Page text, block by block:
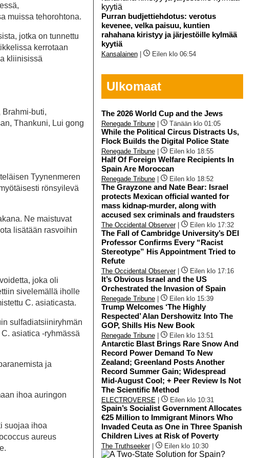
muissa tehorohtona.
jotka on tunnettu
kerrotaan
kliinisissä
Brahmi-buti,
Thankuni, Lui gong
Tyynenmeren
rönsyilevä
Ne maistuvat
lisätään rasvoihin
joka oli
sivelemällä iholle
C. asiaticasta.
sulfadiatsiiniryhmän
asiatica -ryhmässä
ja
ihoa auringon
suojaa ihoa
aureus
Purran budjettiehdotus: verotus
kevenee, velka paisuu, kuntien
rahahana kiristyy ja järjestöille kylmää
kyytiä
Kansalainen| Eilen klo 06:54
Ulkomaat
The 2026 World Cup and the Jews
Renegade Tribune| Tänään klo 01:05
While the Political Circus Distracts Us,
Flock Builds the Digital Police State
Renegade Tribune| Eilen klo 18:55
Half Of Foreign Welfare Recipients In
Spain Are Moroccan
Renegade Tribune| Eilen klo 18:52
The Grayzone and Nate Bear: Israel
protects Mexican official wanted for
mass kidnap-murder, along with
accused sex criminals and fraudsters
The Occidental Observer| Eilen klo 17:32
The Fall of Cambridge University’s DEI
Professor Confirms Every “Racist
Stereotype” His Appointment Tried to
Refute
The Occidental Observer| Eilen klo 17:16
It’s Obvious Israel and the US
Orchestrated the Invasion of Spain
Renegade Tribune| Eilen klo 15:39
Trump Welcomes ‘The Highly
Respected’ Alan Dershowitz Into The
GOP, Shills His New Book
Renegade Tribune| Eilen klo 13:51
Antarctic Blast Brings Rare Snow And
Record Power Demand To New
Zealand; Greenland Posts Another
Record Summer Gain; Widespread
Mid-August Cool; + Peer Review Is Not
The Scientific Method
ELECTROVERSE Eilen klo 10:31
Spain’s Socialist Government Allocates
€25 Million to Immigrant Minors Who
Invaded Ceuta as One in Three Spanish
Children Lives at Risk of Poverty
The Truthseeker| Eilen klo 10:30